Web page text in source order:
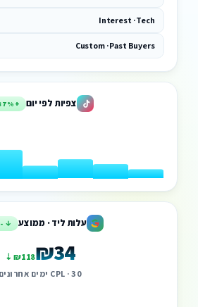
Interest · Tech
Custom · Past Buyers
צפיות לפי יום +187%
עלות ליד · ממוצע ↓ -71%
₪34
⇣ ₪118
CPL · 30 ימים אחרונים